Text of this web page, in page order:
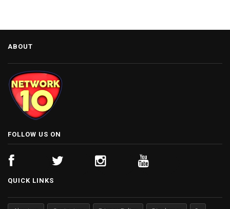
ABOUT
FOLLOW US ON
QUICK LINKS